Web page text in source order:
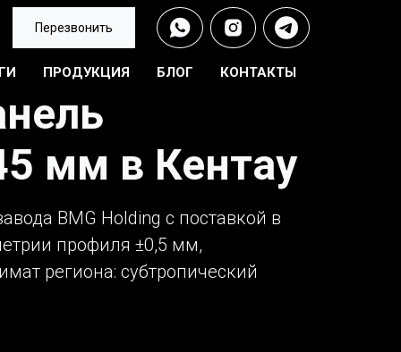
Перезвонить
ПРОДУКЦИЯ БЛОГ КОНТАКТЫ
мм в Кентау
BMG Holding с поставкой в
профиля ±0,5 мм,
региона: субтропический